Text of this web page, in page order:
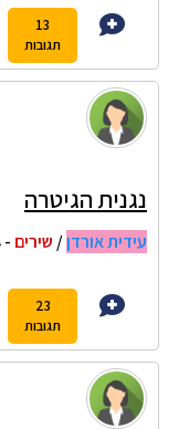
13
תגובות
נגנית הגיטרה
עידית אורדן/ שירים - 24/06/2018 10:00
23
תגובות